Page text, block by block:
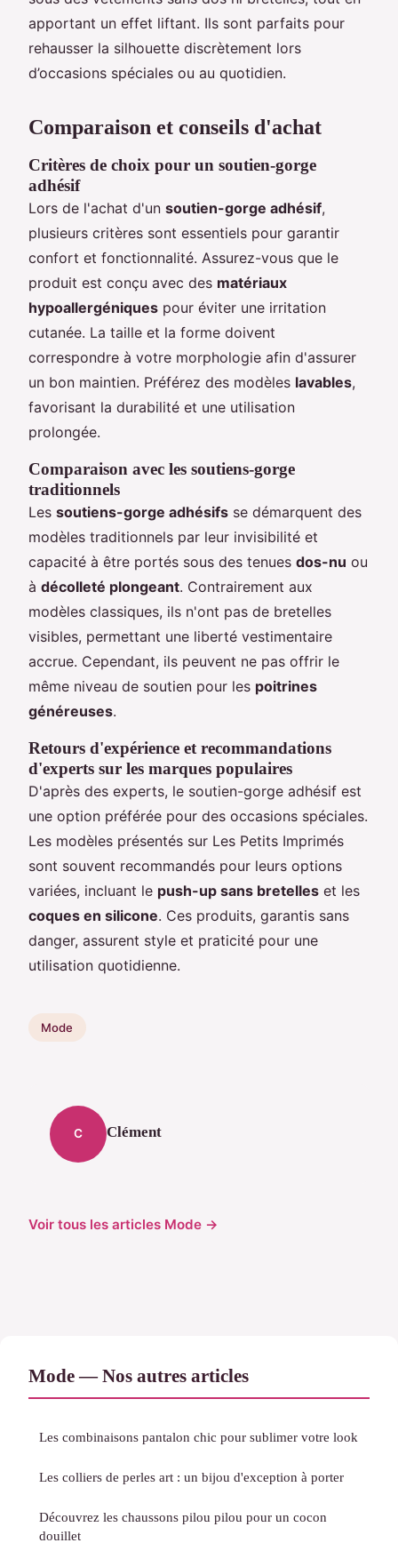
apportant un effet liftant. Ils sont parfaits pour
rehausser la silhouette discrètement lors
d’occasions spéciales ou au quotidien.
Comparaison et conseils d'achat
Critères de choix pour un soutien-gorge
adhésif
Lors de l'achat d'un soutien-gorge adhésif,
plusieurs critères sont essentiels pour garantir
confort et fonctionnalité. Assurez-vous que le
produit est conçu avec des matériaux
hypoallergéniques pour éviter une irritation
cutanée. La taille et la forme doivent
correspondre à votre morphologie afin d'assurer
un bon maintien. Préférez des modèles lavables,
favorisant la durabilité et une utilisation
prolongée.
Comparaison avec les soutiens-gorge
traditionnels
Les soutiens-gorge adhésifs se démarquent des
modèles traditionnels par leur invisibilité et
capacité à être portés sous des tenues dos-nu ou
à décolleté plongeant. Contrairement aux
modèles classiques, ils n'ont pas de bretelles
visibles, permettant une liberté vestimentaire
accrue. Cependant, ils peuvent ne pas offrir le
même niveau de soutien pour les poitrines
généreuses.
Retours d'expérience et recommandations
d'experts sur les marques populaires
D'après des experts, le soutien-gorge adhésif est
une option préférée pour des occasions spéciales.
Les modèles présentés sur Les Petits Imprimés
sont souvent recommandés pour leurs options
variées, incluant le push-up sans bretelles et les
coques en silicone. Ces produits, garantis sans
danger, assurent style et praticité pour une
utilisation quotidienne.
Mode
C Clément
Voir tous les articles Mode →
Mode — Nos autres articles
Les combinaisons pantalon chic pour sublimer votre look
Les colliers de perles art : un bijou d'exception à porter
Découvrez les chaussons pilou pilou pour un cocon
douillet